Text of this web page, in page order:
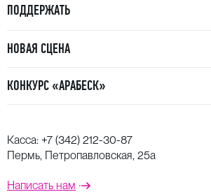
ПОДДЕРЖАТЬ
НОВАЯ СЦЕНА
КОНКУРС «АРАБЕСК»
Касса: +7 (342) 212-30-87
Пермь, Петропавловская, 25а
Написать нам